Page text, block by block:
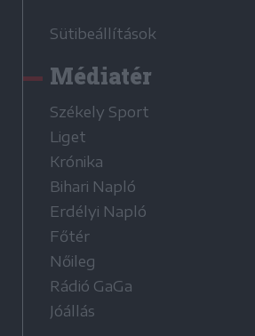
Sütibeállítások
Médiatér
Székely Sport
Liget
Krónika
Bihari Napló
Erdélyi Napló
Főtér
Nőileg
Rádió GaGa
Jóállás